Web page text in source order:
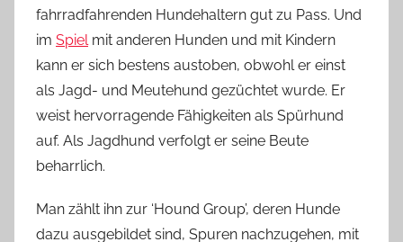
fahrradfahrenden Hundehaltern gut zu Pass. Und
im Spielmit anderen Hunden und mit Kindern
kann er sich bestens austoben, obwohl er einst
als Jagd- und Meutehund gezüchtet wurde. Er
weist hervorragende Fähigkeiten als Spürhund
auf. Als Jagdhund verfolgt er seine Beute
beharrlich.
Man zählt ihn zur ‘Hound Group’, deren Hunde
dazu ausgebildet sind, Spuren nachzugehen, mit